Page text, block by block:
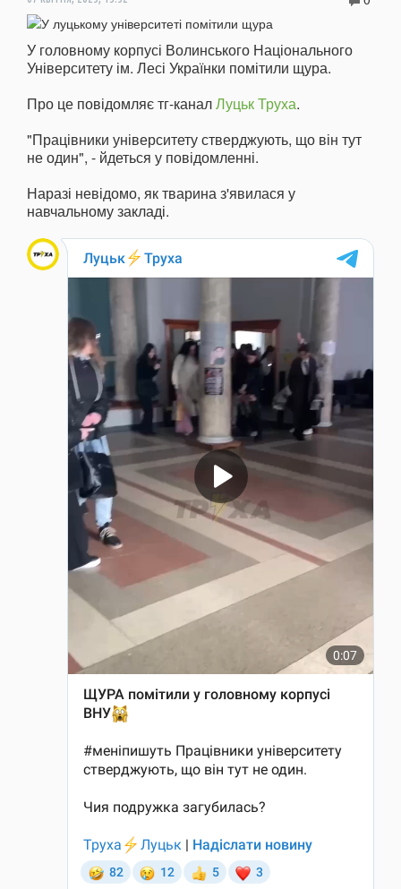
У головному корпусі Волинського Національного
Університету ім. Лесі Українки помітили щура.
Про це повідомляє тг-каналЛуцьк Труха.
"Працівники університету стверджують, що він тут
не один", - йдеться у повідомленні.
Наразі невідомо, як тварина з'явилася у
навчальному закладі.